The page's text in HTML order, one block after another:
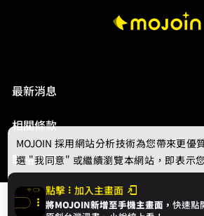
最新消息
相關條款
聯絡我們
點擊 加入主畫面
將MOJOIN新增至手機主畫面，快速點
MOJOIN 採用網站分析技術為您帶來更優
選 "我同意" 或繼續瀏覽本網站，即表示
Cookie，欲瞭解更多資訊請見隱私權政策